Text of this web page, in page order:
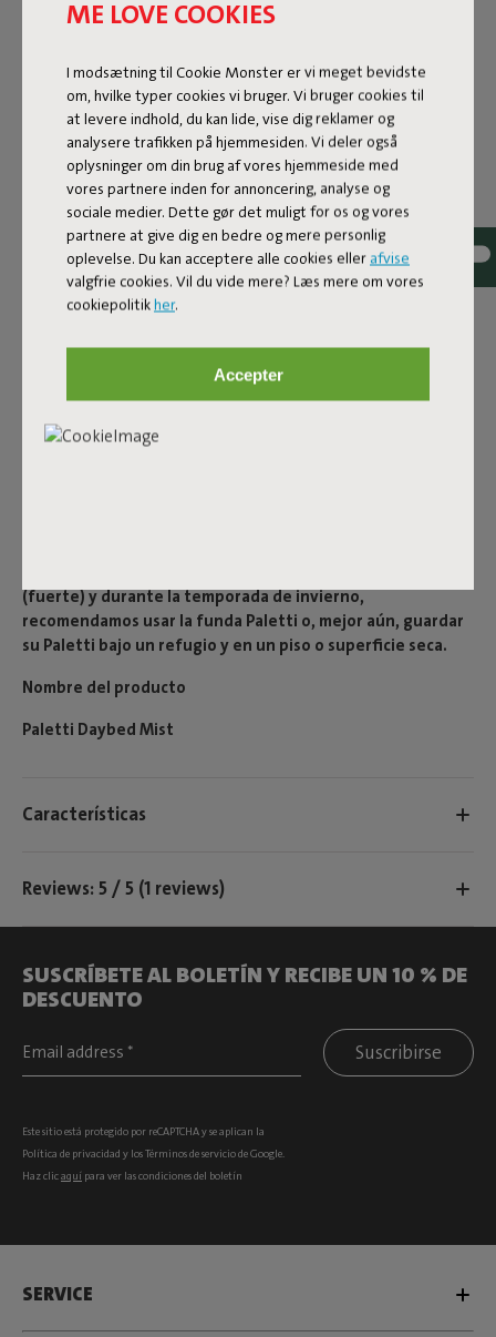
ME LOVE COOKIES
I modsætning til Cookie Monster er vi meget bevidste
om, hvilke typer cookies vi bruger. Vi bruger cookies til
at levere indhold, du kan lide, vise dig reklamer og
analysere trafikken på hjemmesiden. Vi deler også
oplysninger om din brug af vores hjemmeside med
vores partnere inden for annoncering, analyse og
sociale medier. Dette gør det muligt for os og vores
partnere at give dig en bedre og mere personlig
oplevelse. Du kan acceptere alle cookies eller afvise
valgfrie cookies. Vil du vide mere? Læs mere om vores
cookiepolitikher.
Accepter
MANUAL
700062-test
Relajarse, comer, beber, tomar el sol: todo es posible con el
conjunto de salón Paletti, inspirado en un bastidor con
base de palés. Decida qué elementos necesita y cree su
propio conjunto de salón perfecto con palés. Tanto si
busca un sofá más íntimo como un juego de jardín
completo con sofá de esquina, una mesa y sillas
independientes, las posibilidades son infinitas. Con este
conjunto de salón multifuncional, algo es seguro: todo son
palés.Además de flexibilidad y comodidad, Paletti ofrece la
materiales reciclados en la medida de lo posible. Los
cojines de los respaldos contienen espuma de relleno
sobrante en la industria, y el bastidor base contiene
plástico reciclable. Los demás elementos del conjunto de
salón también se fabricaron de manera sostenible. Tanto si
(fuerte) y durante la temporada de invierno,
recomendamos usar la funda Paletti o, mejor aún, guardar
su Paletti bajo un refugio y en un piso o superficie seca.
Nombre del producto
Paletti Daybed Mist
Características
Reviews: 5 / 5 (1 reviews)
SUSCRÍBETE AL BOLETÍN Y RECIBE UN 10 % DE
DESCUENTO
Suscribirse
Este sitio está protegido por reCAPTCHA y se aplican la
Política de privacidad y losTérminos de serviciode Google.
Haz clicaquí para ver las condiciones del boletín
SERVICE